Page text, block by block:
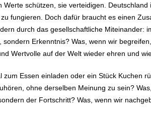
schützen, sie verteidigen.
fungieren. Doch dafür braucht es einen
durch das gesellschaftliche Miteinander:
Erkenntnis? Was, wenn wir
Wertvolle auf der Welt wieder ehren und
Essen einladen oder ein Stück Kuchen
ohne derselben Meinung zu sein?
der Fortschritt? Was, wenn wir